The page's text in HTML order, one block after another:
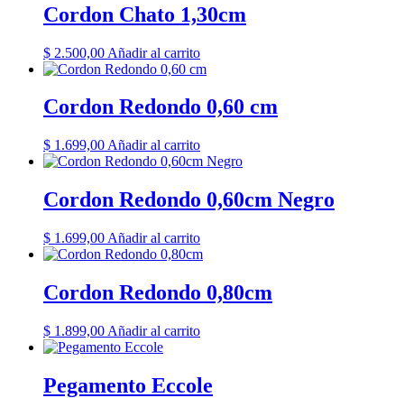
Cordon Chato 1,30cm
$ 2.500,00 Añadir al carrito
Cordon Redondo 0,60 cm
$ 1.699,00 Añadir al carrito
Cordon Redondo 0,60cm Negro
$ 1.699,00 Añadir al carrito
Cordon Redondo 0,80cm
$ 1.899,00 Añadir al carrito
Pegamento Eccole